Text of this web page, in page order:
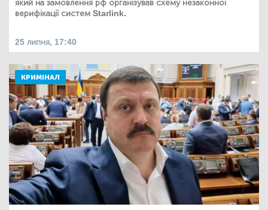
який на замовлення рф організував схему незаконної
верифікації систем Starlink.
25 липня, 17:40
КРИМІНАЛ